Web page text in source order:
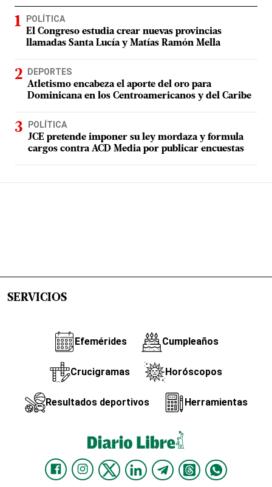
POLÍTICA
El Congreso estudia crear nuevas provincias
llamadas Santa Lucía y Matías Ramón Mella
DEPORTES
Atletismo encabeza el aporte del oro para
Dominicana en los Centroamericanos y del Caribe
POLÍTICA
JCE pretende imponer su ley mordaza y formula
cargos contra ACD Media por publicar encuestas
SERVICIOS
Efemérides Cumpleaños
Crucigramas Horóscopos
Resultados deportivos Herramientas